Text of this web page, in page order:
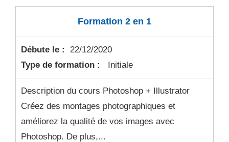
Formation 2 en 1
Débute le :
22/12/2020
Type de formation :
Initiale
Description du cours Photoshop + Illustrator
Créez des montages photographiques et
améliorez la qualité de vos images avec
Photoshop. De plus,...